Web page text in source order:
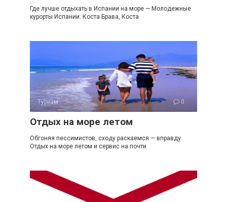
Где лучше отдыхать в Испании на море — Молодежные
курорты Испании: Коста Брава, Коста
Туризм 0
Отдых на море летом
Обгоняя пессимистов, сходу раскаемся — вправду.
Отдых на море летом и сервис на почти